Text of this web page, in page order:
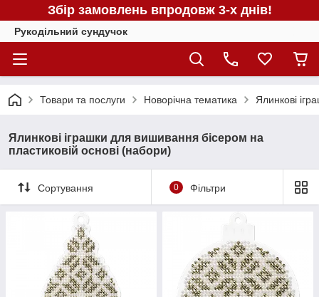
Збір замовлень впродовж 3-х днів!
Рукодільний сундучок
Товари та послуги Новорічна тематика Ялинкові
Ялинкові іграшки для вишивання бісером на
пластиковій основі (набори)
Сортування 0 Фільтри